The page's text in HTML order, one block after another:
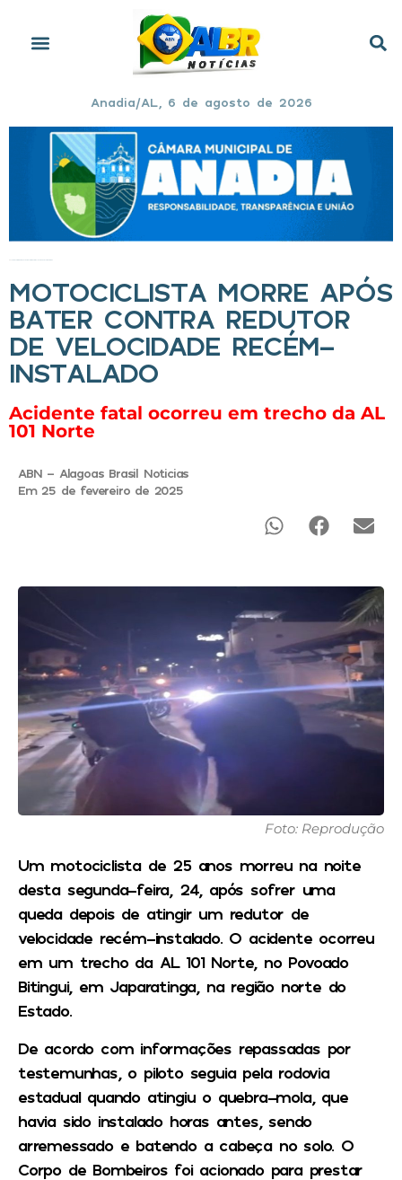
Anadia/AL, 6 de agosto de 2026
MOTOCICLISTA MORRE APÓS
BATER CONTRA REDUTOR
DE VELOCIDADE RECÉM-
INSTALADO
Acidente fatal ocorreu em trecho da AL
101 Norte
ABN - Alagoas Brasil Noticias
Em 25 de fevereiro de 2025
Foto: Reprodução
Um motociclista de 25 anos morreu na noite
desta segunda-feira, 24, após sofrer uma
queda depois de atingir um redutor de
velocidade recém-instalado. O acidente ocorreu
em um trecho da AL 101 Norte, no Povoado
Bitingui, em Japaratinga, na região norte do
Estado.
De acordo com informações repassadas por
testemunhas, o piloto seguia pela rodovia
estadual quando atingiu o quebra-mola, que
havia sido instalado horas antes, sendo
arremessado e batendo a cabeça no solo. O
Corpo de Bombeiros foi acionado para prestar